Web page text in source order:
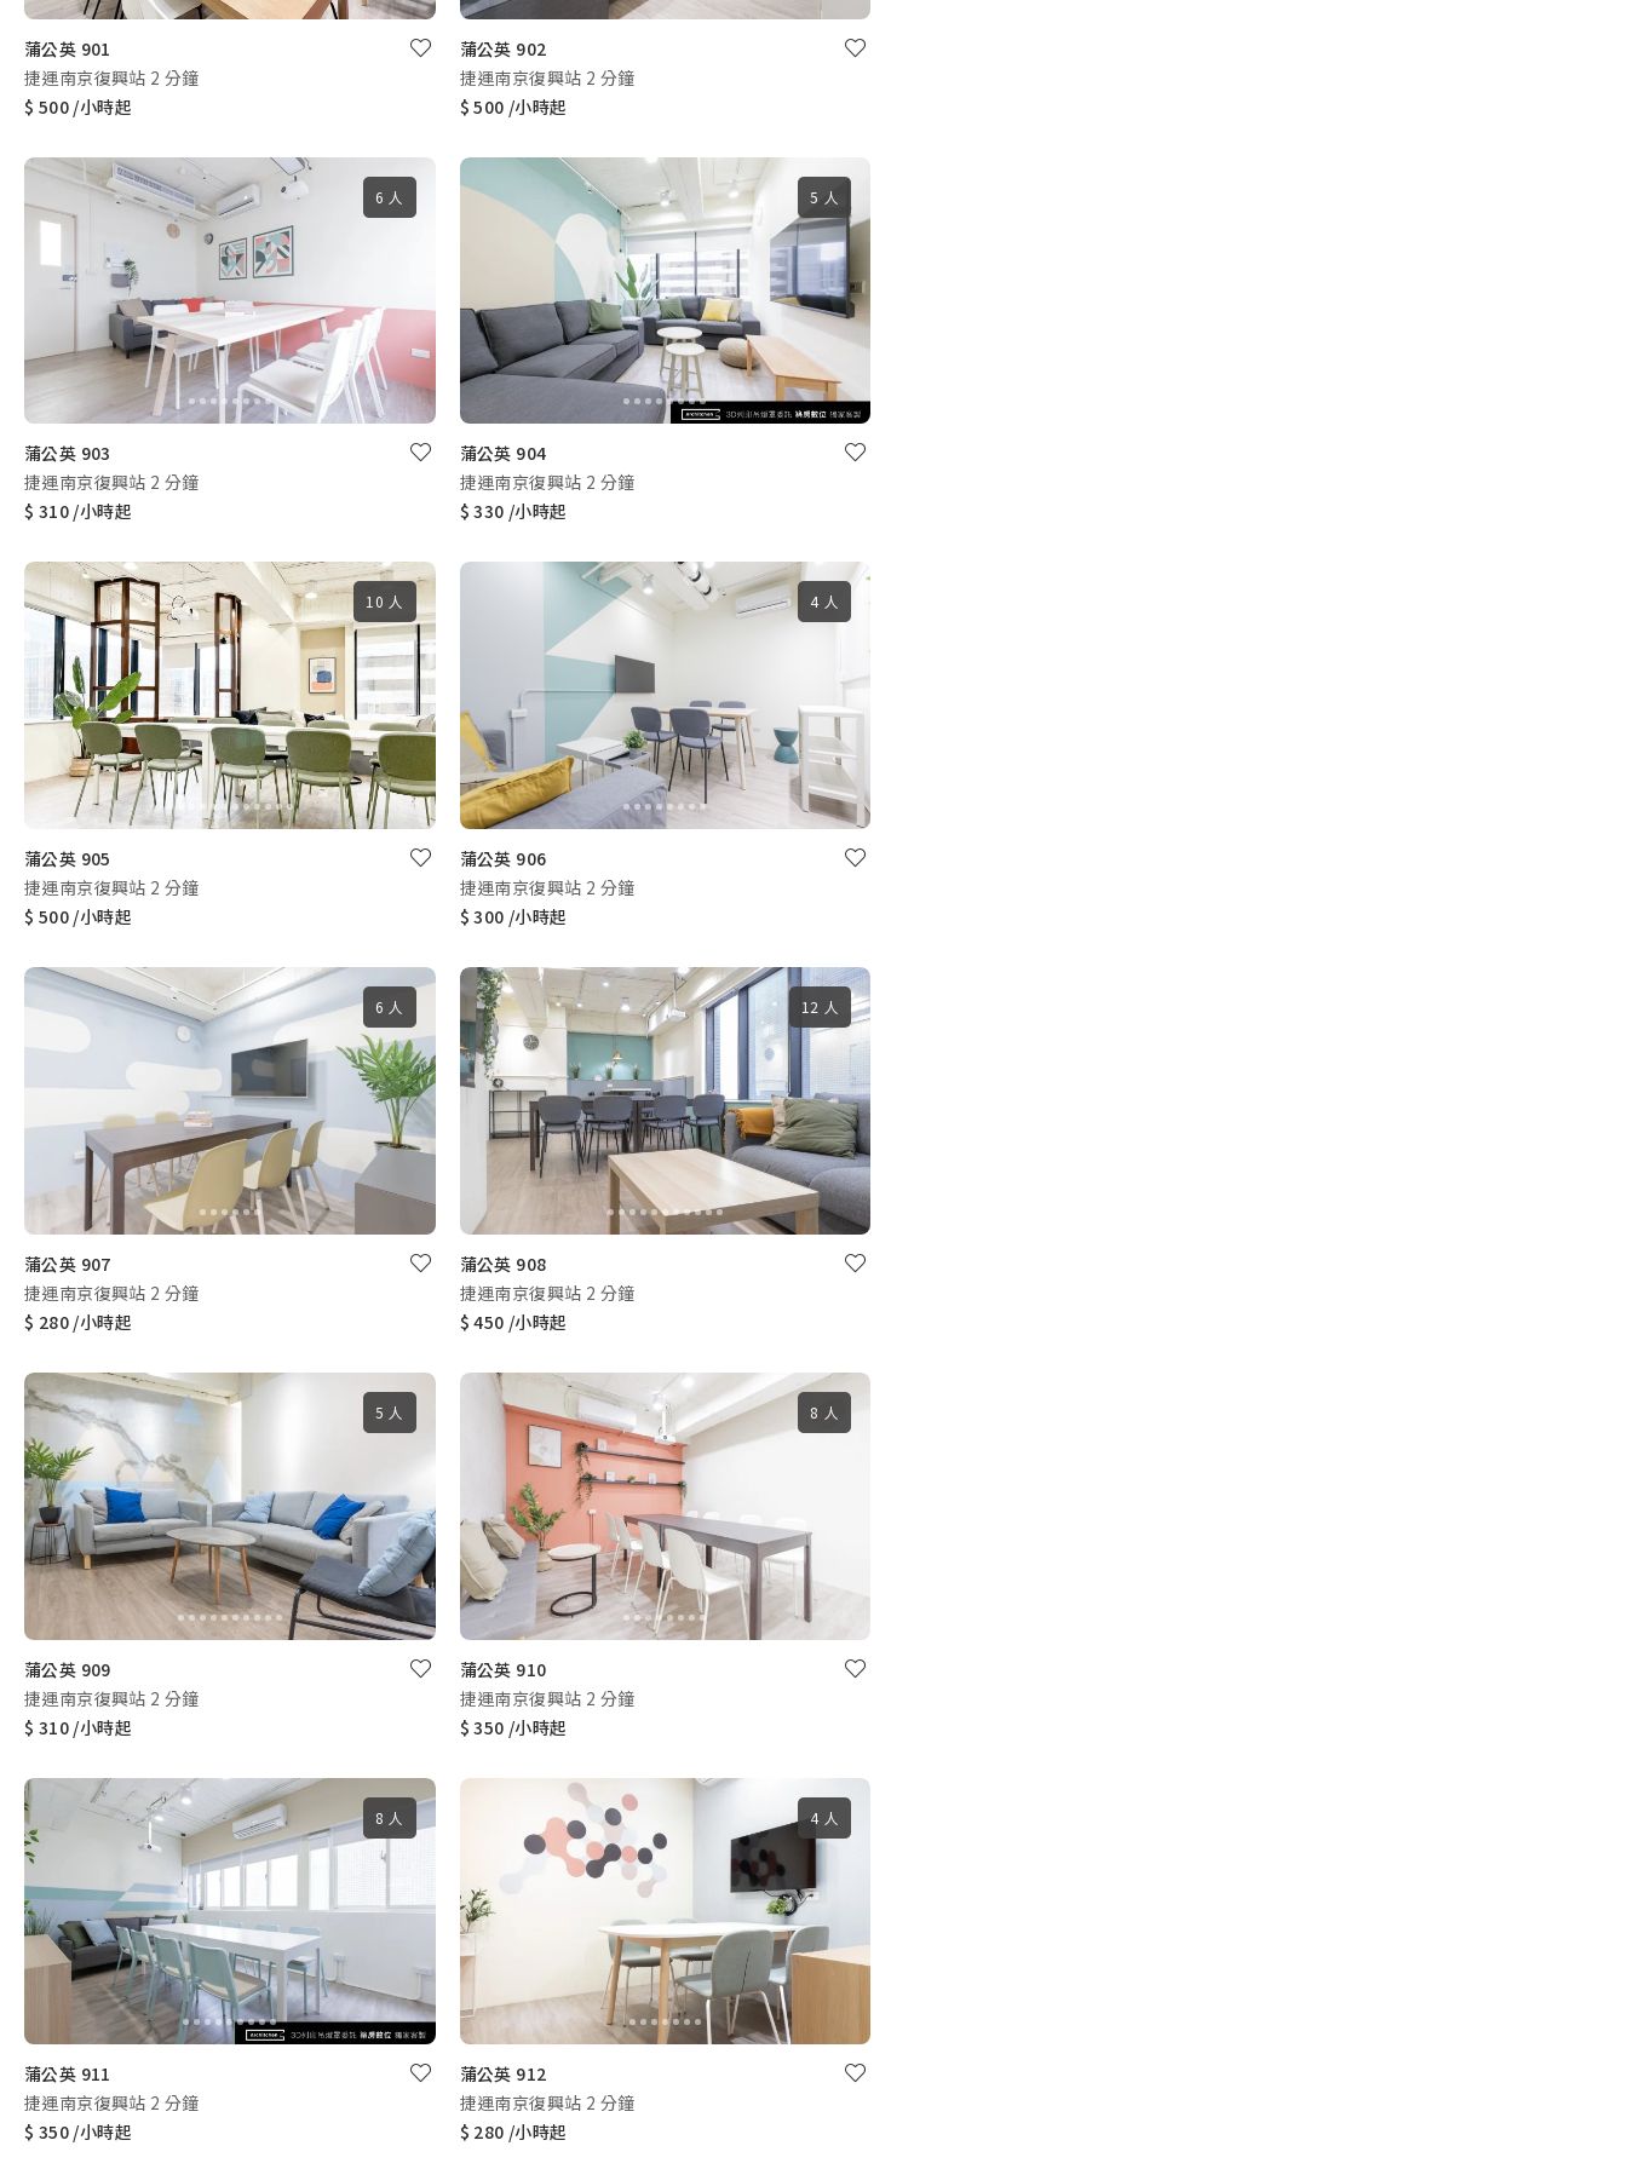
蒲公英 901
捷運南京復興站 2 分鐘
$ 500 /小時起
蒲公英 902
捷運南京復興站 2 分鐘
$ 500 /小時起
6 人
蒲公英 903
捷運南京復興站 2 分鐘
$ 310 /小時起
5 人
蒲公英 904
捷運南京復興站 2 分鐘
$ 330 /小時起
10 人
蒲公英 905
捷運南京復興站 2 分鐘
$ 500 /小時起
4 人
蒲公英 906
捷運南京復興站 2 分鐘
$ 300 /小時起
6 人
蒲公英 907
捷運南京復興站 2 分鐘
$ 280 /小時起
12 人
蒲公英 908
捷運南京復興站 2 分鐘
$ 450 /小時起
5 人
蒲公英 909
捷運南京復興站 2 分鐘
$ 310 /小時起
8 人
蒲公英 910
捷運南京復興站 2 分鐘
$ 350 /小時起
8 人
蒲公英 911
捷運南京復興站 2 分鐘
$ 350 /小時起
4 人
蒲公英 912
捷運南京復興站 2 分鐘
$ 280 /小時起